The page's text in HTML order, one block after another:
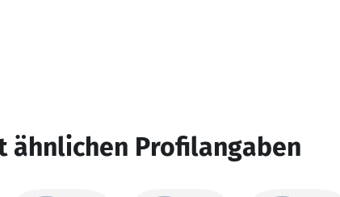
ähnlichen Profilangaben